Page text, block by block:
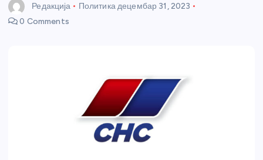
Редакција Политикадецембар 31, 2023
0 Comments